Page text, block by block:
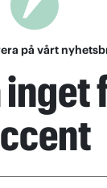
på vårt